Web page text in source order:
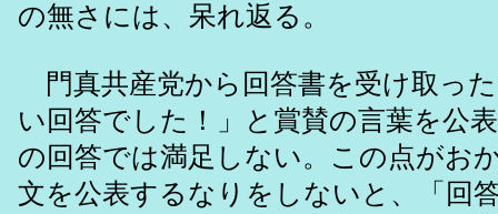
の無さには、呆れ返る。
門真共産党から回答書を受け取っ
い回答でした！」と賞賛の言葉を公
の回答では満足しない。この点がお
文を公表するなりをしないと、「回